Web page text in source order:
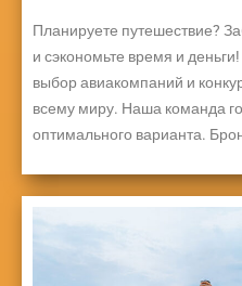
Планируете путешествие?
и сэкономьте время и
выбор авиакомпаний и
всему миру. Наша команда
оптимального варианта.